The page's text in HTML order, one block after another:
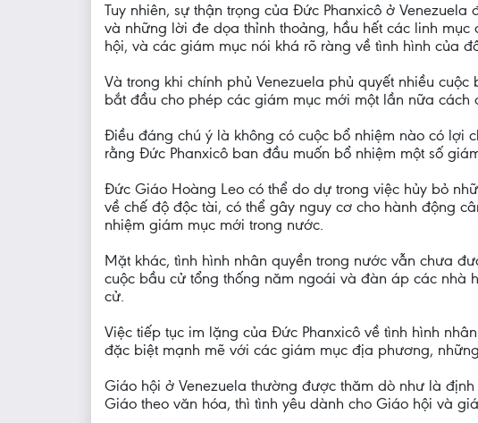
Tuy nhiên, sự thận trọng của Đức Phanxicô ở
và những lời đe dọa thỉnh thoảng, hầu hết các linh
hội, và các giám mục nói khá rõ ràng về tình hình của
Và trong khi chính phủ Venezuela phủ quyết nhiều
bắt đầu cho phép các giám mục mới một lần nữa cách
Điều đáng chú ý là không có cuộc bổ nhiệm nào có lợi
rằng Đức Phanxicô ban đầu muốn bổ nhiệm một số
Đức Giáo Hoàng Leo có thể do dự trong việc hủy bỏ
về chế độ độc tài, có thể gây nguy cơ cho hành động
nhiệm giám mục mới trong nước.
Mặt khác, tình hình nhân quyền trong nước vẫn chưa
cuộc bầu cử tổng thống năm ngoái và đàn áp các nhà
cử.
Việc tiếp tục im lặng của Đức Phanxicô về tình hình
đặc biệt mạnh mẽ với các giám mục địa phương,
Giáo hội ở Venezuela thường được thăm dò như là
Giáo theo văn hóa, thì tình yêu dành cho Giáo hội và